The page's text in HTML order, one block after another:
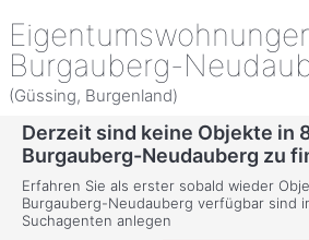
Burgauberg-
(Güssing, Burgenland)
Derzeit sind keine Objekte in
Burgauberg-Neudauberg zu
Erfahren Sie als erster sobald wieder
Burgauberg-Neudauberg verfügbar sind
Suchagenten anlegen